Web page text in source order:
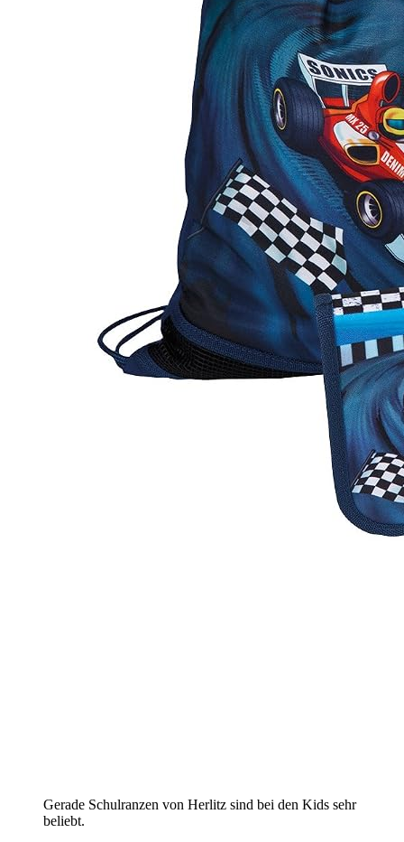
Gerade Schulranzen von Herlitz sind bei den Kids sehr
beliebt.